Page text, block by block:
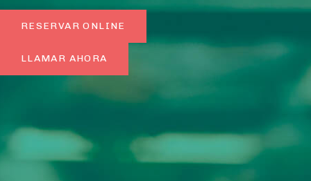
RESERVAR ONLINE
LLAMAR AHORA